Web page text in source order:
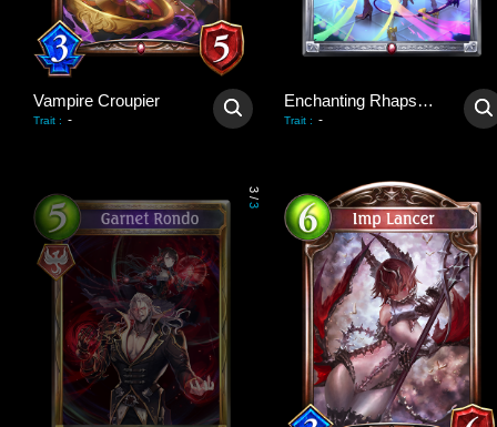
Vampire Croupier
Trait : -
Enchanting Rhapsody
Trait : -
3
/
3